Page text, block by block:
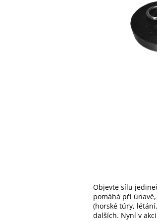
Objevte sílu
pomáhá při
(horské túry,
dalších. Nyní v